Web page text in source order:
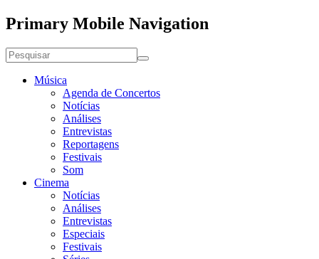
Primary Mobile Navigation
Música
Agenda de Concertos
Notícias
Análises
Entrevistas
Reportagens
Festivais
Som
Cinema
Notícias
Análises
Entrevistas
Especiais
Festivais